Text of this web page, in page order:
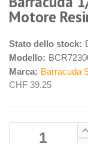
Motore
Stato dello stock:
Modello:
Marca: Barracuda
CHF 39.25